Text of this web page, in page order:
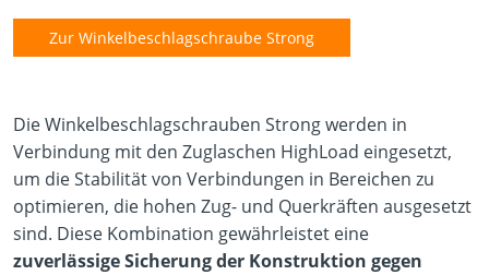
Zur Winkelbeschlagschraube Strong
Die Winkelbeschlagschrauben Strong werden in
Verbindung mit den Zuglaschen HighLoad eingesetzt,
um die Stabilität von Verbindungen in Bereichen zu
optimieren, die hohen Zug- und Querkräften ausgesetzt
sind. Diese Kombination gewährleistet eine
zuverlässige Sicherung der Konstruktion gegen